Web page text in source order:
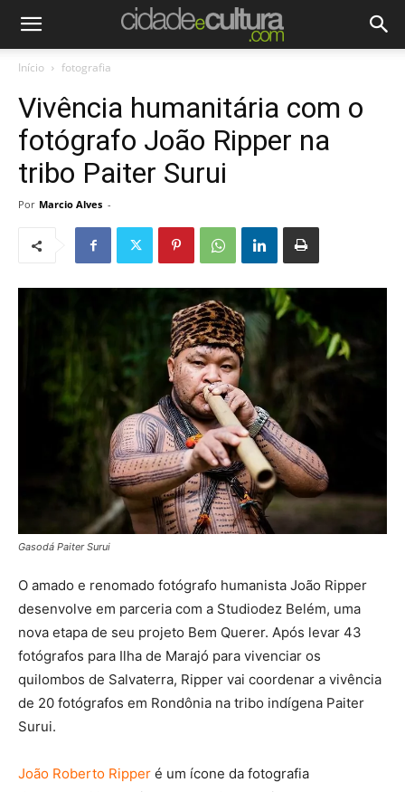
Início fotografia
Vivência humanitária com o
fotógrafo João Ripper na
tribo Paiter Surui
Por Marcio Alves -
Gasodá Paiter Surui
O amado e renomado fotógrafo humanista João Ripper
desenvolve em parceria com a Studiodez Belém, uma
nova etapa de seu projeto Bem Querer. Após levar 43
fotógrafos para Ilha de Marajó para vivenciar os
quilombos de Salvaterra, Ripper vai coordenar a vivência
de 20 fotógrafos em Rondônia na tribo indígena Paiter
Surui.
João Roberto Ripper é um ícone da fotografia